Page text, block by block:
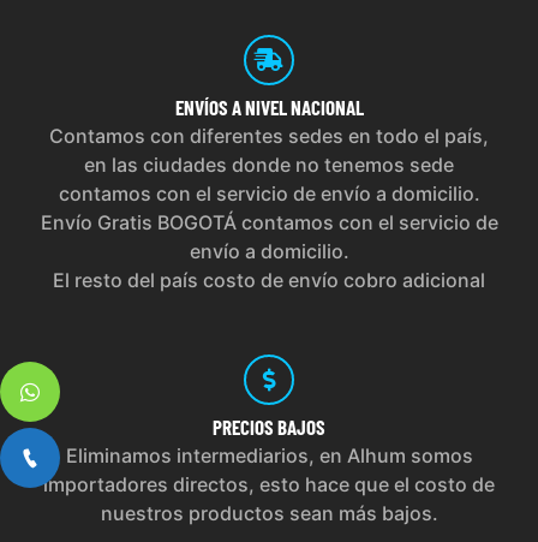
ENVÍOS A NIVEL NACIONAL
Contamos con diferentes sedes en todo el país,
en las ciudades donde no tenemos sede
contamos con el servicio de envío a domicilio.
Envío Gratis BOGOTÁ contamos con el servicio de
envío a domicilio.
El resto del país costo de envío cobro adicional
PRECIOS BAJOS
Eliminamos intermediarios, en Alhum somos
importadores directos, esto hace que el costo de
nuestros productos sean más bajos.